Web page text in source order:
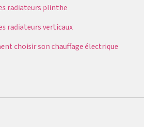
radiateurs plinthe
radiateurs verticaux
choisir son chauffage électrique